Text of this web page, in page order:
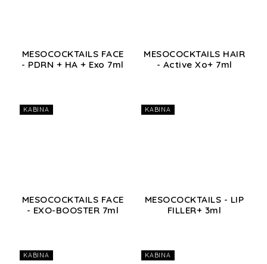
MESOCOCKTAILS FACE
- PDRN + HA + Exo 7ml
MESOCOCKTAILS HAIR
- Active Xo+ 7ml
KABINA
MESOCOCKTAILS FACE
- EXO-BOOSTER 7ml
KABINA
MESOCOCKTAILS - LIP
FILLER+ 3ml
KABINA KABINA